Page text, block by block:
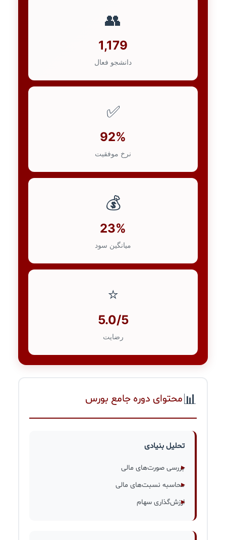
👥
1,179
دانشجو فعال
✅
92%
نرخ موفقیت
💰
23%
میانگین سود
⭐
5.0/5
رضایت
📊محتوای دوره جامع بورس
تحلیل بنیادی
بررسی صورت‌های مالی
محاسبه نسبت‌های مالی
ارزش‌گذاری سهام